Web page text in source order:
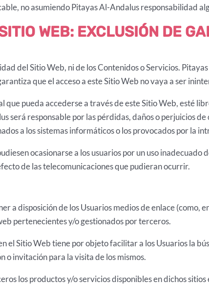
no asumiendo Pitayas Al-Andalus responsabilidad
WEB: EXCLUSIÓN DE
del Sitio Web, ni de los Contenidos o Servicios.
que el acceso a este Sitio Web no vaya a ser
pueda accederse a través de este Sitio Web, esté
será responsable por las pérdidas, daños o perjuicios
a los sistemas informáticos o los provocados por la
ocasionarse a los usuarios por un uso inadecuado
de las telecomunicaciones que pudieran ocurrir.
a disposición de los Usuarios medios de enlace (como,
pertenecientes y/o gestionados por terceros.
el Sitio Web tiene por objeto facilitar a los Usuarios la
o invitación para la visita de los mismos.
los productos y/o servicios disponibles en dichos sitios